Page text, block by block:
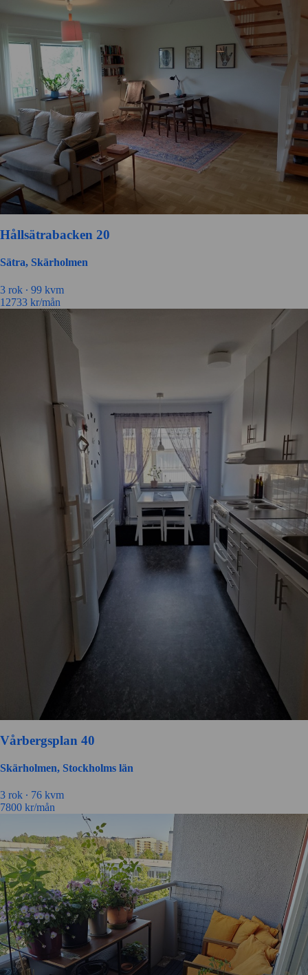
Hållsätrabacken 20
Sätra, Skärholmen
3 rok ∙ 99 kvm
12733 kr/mån
Vårbergsplan 40
Skärholmen, Stockholms län
3 rok ∙ 76 kvm
7800 kr/mån